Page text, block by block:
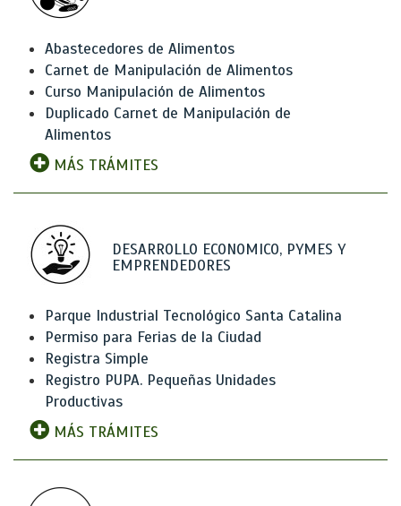
Abastecedores de Alimentos
Carnet de Manipulación de Alimentos
Curso Manipulación de Alimentos
Duplicado Carnet de Manipulación de
Alimentos
MÁS TRÁMITES
DESARROLLO ECONOMICO, PYMES Y
EMPRENDEDORES
Parque Industrial Tecnológico Santa Catalina
Permiso para Ferias de la Ciudad
Registra Simple
Registro PUPA. Pequeñas Unidades
Productivas
MÁS TRÁMITES